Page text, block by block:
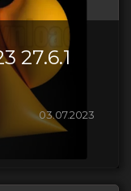
27.6.1
03.07.2023